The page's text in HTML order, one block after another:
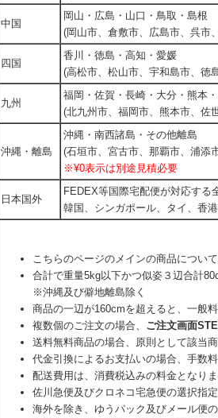
中国
岡山・広島・山口・鳥取・島根
(岡山市、倉敷市、広島市、呉市
四国
香川・徳島・高知・愛媛
(高松市、松山市、宇和島市、徳
九州
福岡・佐賀・長崎・大分・熊本
(北九州市、福岡市、熊本市、佐
沖縄・離島
沖縄・南西諸島・その他離島
(石垣市、宮古市、那覇市、浦添
※¥0表示は別途見積必要
日本国外
FEDEX等国際宅配便が対応す
韓国、シンガポール、タイ、香
こちらのページのメインの商品につい
合計で重量5kg以下かつ似姿３辺合計
※沖縄及び僻地離島除く
商品の一辺が160cmを超えると、一般
複数個のご注文の場合、 ご注文画面
送料無料商品の場合、原則として該当
代金引換によるお支払いの場合、手数
配送費用は、消費税込みの料金となり
佐川急便及びクロネコ宅急便の選択指
海外を除き、ゆうパック及びメール便